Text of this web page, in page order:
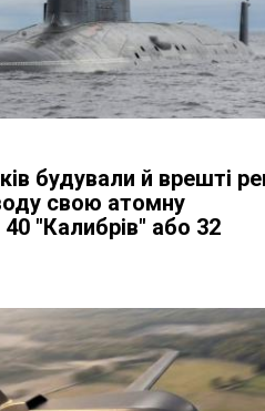
будували й врешті
свою атомну
"Калибрів" або 32